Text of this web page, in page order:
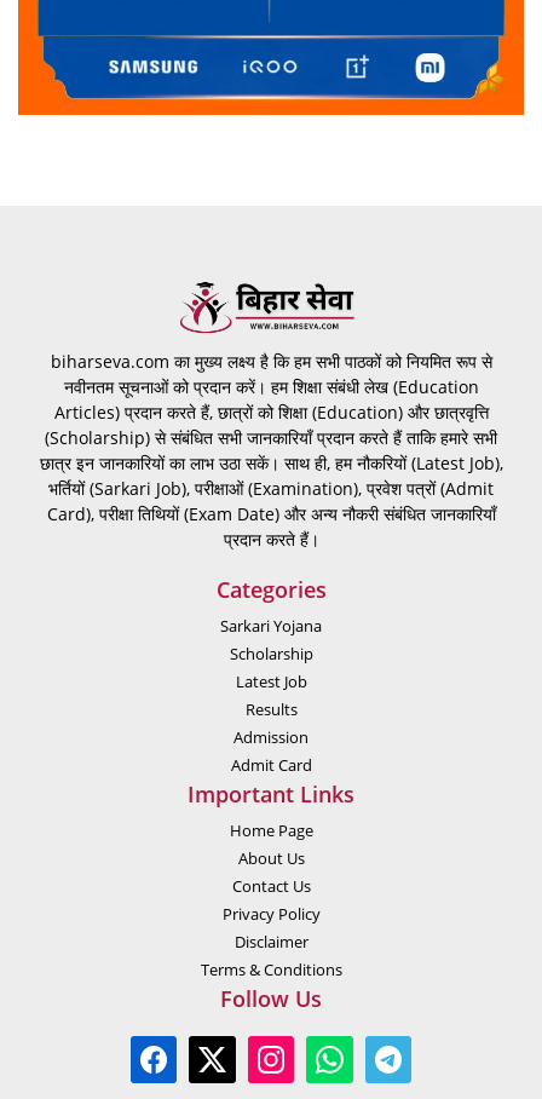
biharseva.com का मुख्य लक्ष्य है कि हम सभी पाठकों को नियमित रूप से
नवीनतम सूचनाओं को प्रदान करें। हम शिक्षा संबंधी लेख (Education
Articles) प्रदान करते हैं, छात्रों को शिक्षा (Education) और छात्रवृत्ति
(Scholarship) से संबंधित सभी जानकारियाँ प्रदान करते हैं ताकि हमारे सभी
छात्र इन जानकारियों का लाभ उठा सकें। साथ ही, हम नौकरियों (Latest Job),
भर्तियों (Sarkari Job), परीक्षाओं (Examination), प्रवेश पत्रों (Admit
Card), परीक्षा तिथियों (Exam Date) और अन्य नौकरी संबंधित जानकारियाँ
प्रदान करते हैं।
Categories
Sarkari Yojana
Scholarship
Latest Job
Results
Admission
Admit Card
Important Links
Home Page
About Us
Contact Us
Privacy Policy
Disclaimer
Terms & Conditions
Follow Us